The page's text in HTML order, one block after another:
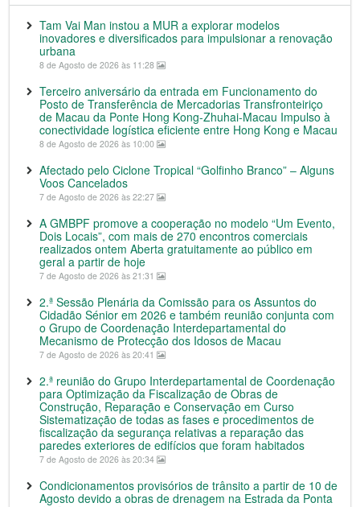
Tam Vai Man instou a MUR a explorar modelos
inovadores e diversificados para impulsionar a renovação
urbana
8 de Agosto de 2026 às 11:28
Terceiro aniversário da entrada em Funcionamento do
Posto de Transferência de Mercadorias Transfronteiriço
de Macau da Ponte Hong Kong-Zhuhai-Macau Impulso à
conectividade logística eficiente entre Hong Kong e Macau
8 de Agosto de 2026 às 10:00
Afectado pelo Ciclone Tropical “Golfinho Branco” – Alguns
Voos Cancelados
7 de Agosto de 2026 às 22:27
A GMBPF promove a cooperação no modelo “Um Evento,
Dois Locais”, com mais de 270 encontros comerciais
realizados ontem Aberta gratuitamente ao público em
geral a partir de hoje
7 de Agosto de 2026 às 21:31
2.ª Sessão Plenária da Comissão para os Assuntos do
Cidadão Sénior em 2026 e também reunião conjunta com
o Grupo de Coordenação Interdepartamental do
Mecanismo de Protecção dos Idosos de Macau
7 de Agosto de 2026 às 20:41
2.ª reunião do Grupo Interdepartamental de Coordenação
para Optimização da Fiscalização de Obras de
Construção, Reparação e Conservação em Curso
Sistematização de todas as fases e procedimentos de
fiscalização da segurança relativas a reparação das
paredes exteriores de edifícios que foram habitados
7 de Agosto de 2026 às 20:34
Condicionamentos provisórios de trânsito a partir de 10 de
Agosto devido a obras de drenagem na Estrada da Ponta